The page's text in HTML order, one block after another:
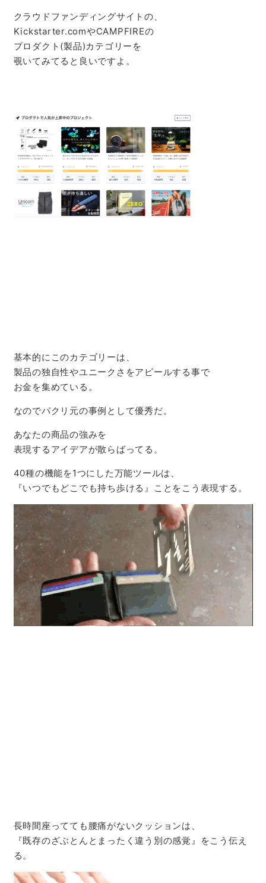
クラウドファンディングサイトの、
Kickstarter.comやCAMPFIREの
プロダクト(製品)カテゴリーを
覗いてみてると良いですよ。
基本的にこのカテゴリーは、
製品の独自性やユニークさをアピールする事で
お金を集めている。
なのでパクリ元の事例として優秀だ。
あなたの商品の強みを
表現するアイデアが散らばってる。
40種の機能を1つにした万能ツールは、
『いつでもどこでも持ち歩ける』ことをこう表現する。
長時間座ってても腰痛がないクッションは、
『既存のざぶとんとまったく違う別の感覚』をこう伝え
る。